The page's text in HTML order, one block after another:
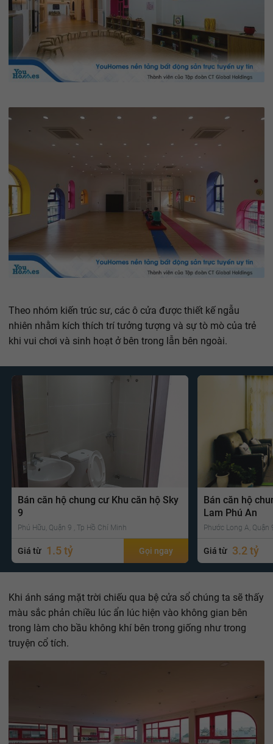
Theo nhóm kiến trúc sư, các ô cửa được thiết kế ngẫu
nhiên nhằm kích thích trí tưởng tượng và sự tò mò của trẻ
khi vui chơi và sinh hoạt ở bên trong lẫn bên ngoài.
Bán căn hộ chung cư Khu căn hộ Sky
9
Phú Hữu, Quận 9 , Tp Hồ Chí Minh
Giá từ 1.5 tỷ Gọi ngay
Bán căn hộ
Lam Phú An
Phước Long A, Quận
Giá từ 3.2 tỷ
Khi ánh sáng mặt trời chiếu qua bệ cửa sổ chúng ta sẽ thấy
màu sắc phản chiều lúc ẩn lúc hiện vào không gian bên
trong làm cho bầu không khí bên trong giống như trong
truyện cổ tích.